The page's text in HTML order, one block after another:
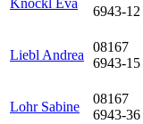
Knöckl Eva
6943-12
Liebl Andrea
08167
6943-15
Lohr Sabine
08167
6943-36